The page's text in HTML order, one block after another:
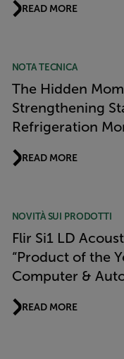
READ MORE
NOTA TECNICA
The Hidden
Strengthening
Refrigeration
READ MORE
NOVITÀ SUI PRODOTTI
Flir Si1 LD
“Product of the
Computer &
READ MORE